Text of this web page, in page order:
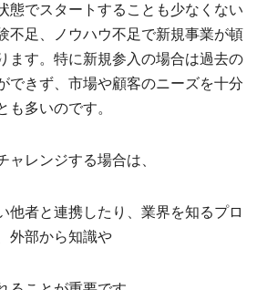
態でスタートすることも少なくない
不足、ノウハウ不足で新規事業が頓
ます。特に新規参入の場合は過去の
できず、市場や顧客のニーズを十分
も多いのです。
ャレンジする場合は、
他者と連携したり、業界を知るプロ
外部から知識や